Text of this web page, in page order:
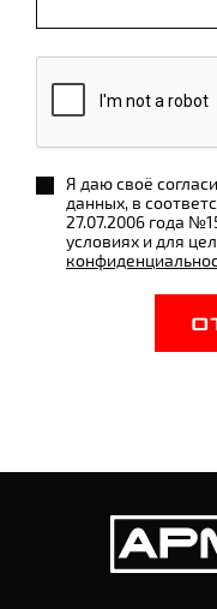
Я даю своё
данных, в
27.07.2006 года
условиях и для